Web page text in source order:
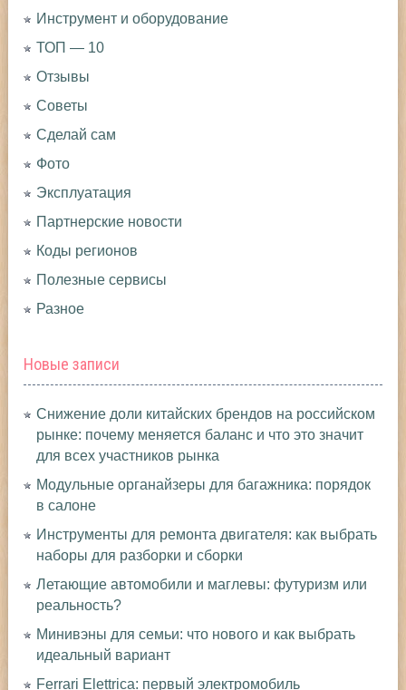
Инструмент и оборудование
ТОП — 10
Отзывы
Советы
Сделай сам
Фото
Эксплуатация
Партнерские новости
Коды регионов
Полезные сервисы
Разное
Новые записи
Снижение доли китайских брендов на российском
рынке: почему меняется баланс и что это значит
для всех участников рынка
Модульные органайзеры для багажника: порядок
в салоне
Инструменты для ремонта двигателя: как выбрать
наборы для разборки и сборки
Летающие автомобили и маглевы: футуризм или
реальность?
Минивэны для семьи: что нового и как выбрать
идеальный вариант
Ferrari Elettrica: первый электромобиль